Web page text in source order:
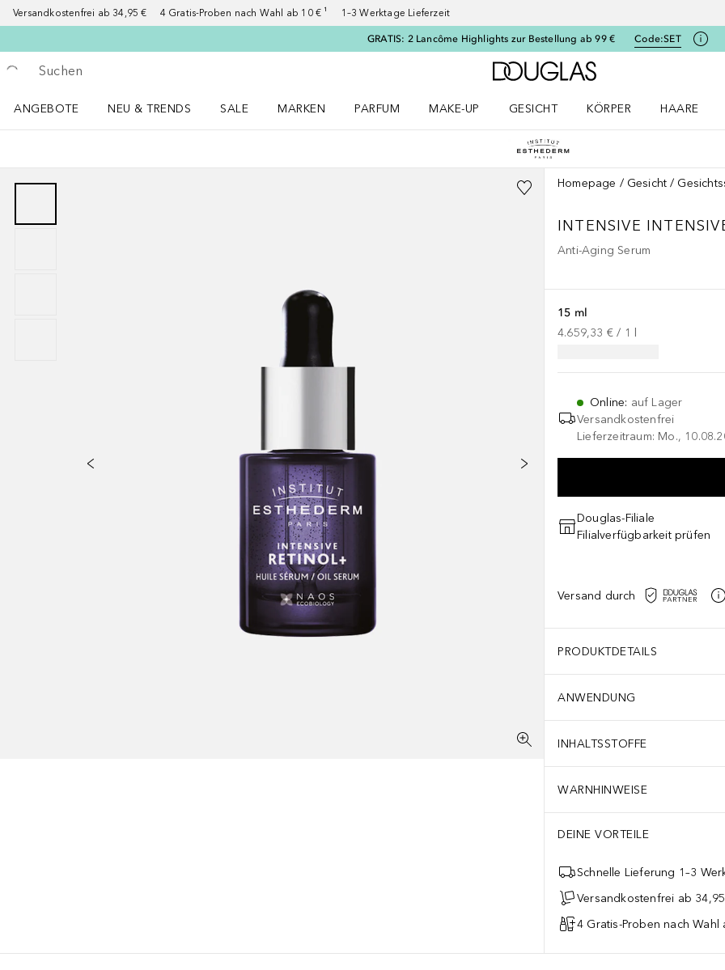
Versandkostenfrei ab 34,95 € 4 Gratis-Proben nach Wahl ab 10 € ¹ 1–3 Werktage Lieferzeit
GRATIS: 2 Lancôme Highlights zur Bestellung ab 99 € Code:SET
Gehe zurück
Suche ausführen
Zur Douglas Startseite
ANGEBOTE
NEU & TRENDS
SALE
MARKEN
PARFUM
MAKE-UP
GESICHT
KÖRPER
HAARE
Homepage Gesicht
INTENSIVE
Anti-Aging Serum
15 ml
4.659,33 € / 1
Online: auf Lager
Versandkostenfrei
Lieferzeitraum: Mo.,
Douglas-Filiale
Filialverfügbarkeit prüfen
Versand durch
PRODUKTDETAILS
ANWENDUNG
INHALTSSTOFFE
WARNHINWEISE
DEINE VORTEILE
Schnelle Lieferung 1–3
Versandkostenfrei ab
4 Gratis-Proben nach Wahl